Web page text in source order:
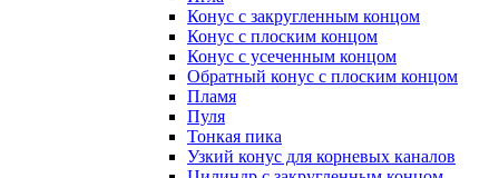
Конус с закругленным концом
Конус с плоским концом
Конус с усеченным концом
Обратный конус с плоским концом
Пламя
Пуля
Тонкая пика
Узкий конус для корневых каналов